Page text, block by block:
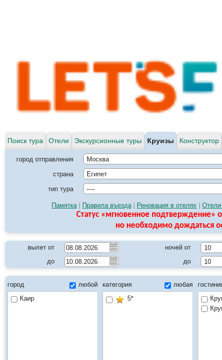
Поиск тура Отели Экскурсионные туры Круизы Конструктор
город отправления
Москва
страна
Египет
тип тура
----
Памятка| Правила въезда| Реновация в отелях
Статус «мгновенное подтверждение»
но необходимо дождаться
вылет от ночей от
10
до
до 10
город
любой
Каир
категория
любая
5*